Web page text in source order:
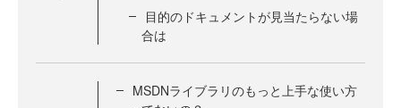
目的のドキュメントが見当たらない場
合は
MSDNライブラリのもっと上手な使い方